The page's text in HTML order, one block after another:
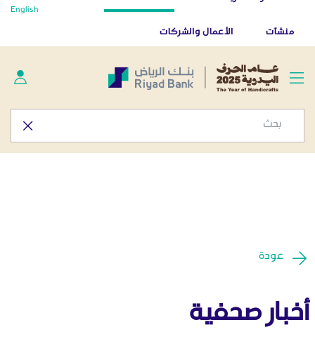
أخبار صحفية - المركز الإعلامي
تطبيق بنك الرياض
منشآت الأعمال والشركات
English
عودة
أخبار صحفية